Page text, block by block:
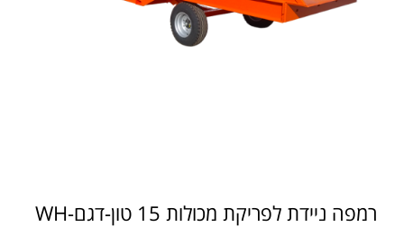
רמפה ניידת לפריקת מכולות 15 טון-דגם-WH